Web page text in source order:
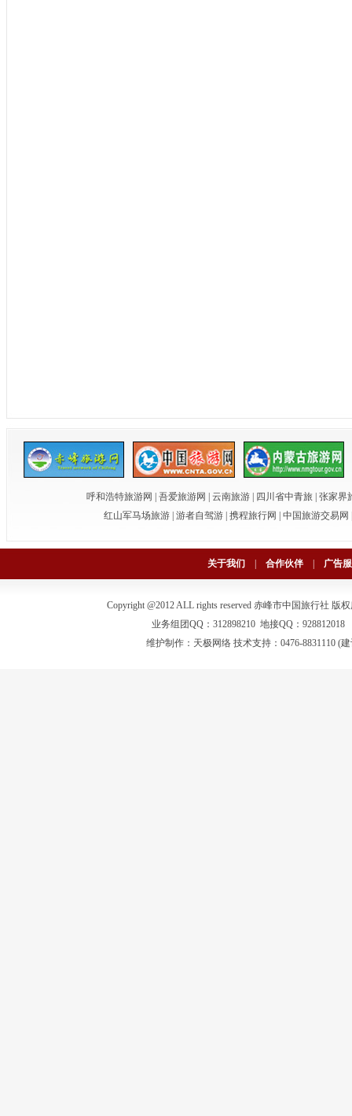
呼和浩特旅游网 吾爱旅游网 云南旅游 四川省中青旅
张家界
红山军马场旅游 游者自驾游 携程旅行网 中国旅游交易网
关于我们 合作伙伴 广告
Copyright @2012 ALL rights reserved 赤峰市中国旅行社 版权
业务组团QQ：312898210 地接QQ：928812018
维护制作： 天极网络 技术支持：0476-8831110 (